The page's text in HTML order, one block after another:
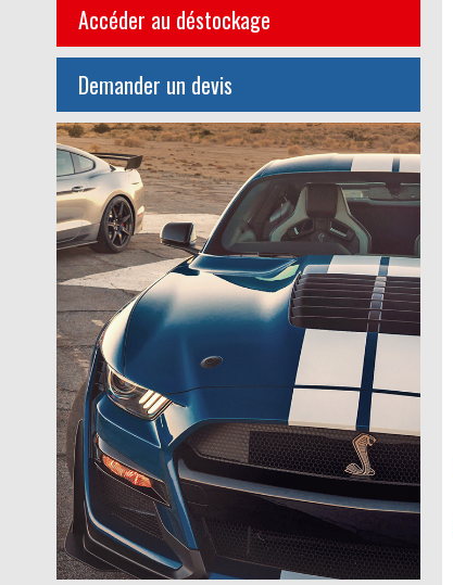
Accéder au déstockage
Demander un devis